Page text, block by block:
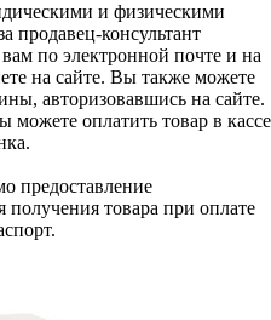
и физическими
продавец-консультант
по электронной почте и на
на сайте. Вы также можете
авторизовавшись на сайте.
можете оплатить товар в кассе
предоставление
получения товара при оплате